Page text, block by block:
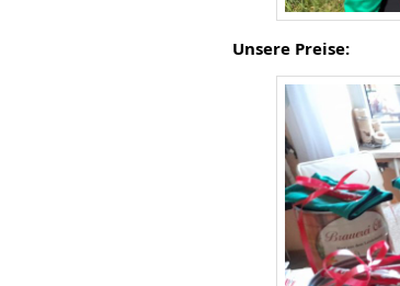
Unsere Preise: